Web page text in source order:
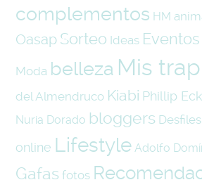
complementos HM
Oasap Sorteo Ideas Eventos
Moda belleza Mis
del Almendruco Kiabi Phillip
Nuria Dorado bloggers Desfiles
online Lifestyle Adolfo
Gafas fotos